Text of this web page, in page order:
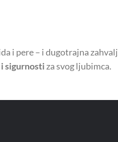
i pere – i dugotrajna
sigurnosti za svog ljubimca.